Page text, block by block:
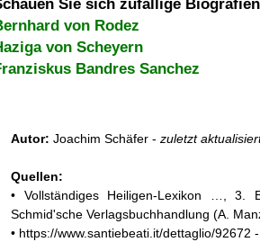
Sie sich zufällige
von Rodez
von Scheyern
Bandres Sanchez
Autor: Joachim Schäfer - zuletzt
Quellen:
• Vollständiges Heiligen-Lexikon …, 3.
Schmid'sche Verlagsbuchhandlung (A.
• https://www.santiebeati.it/dettaglio/92672